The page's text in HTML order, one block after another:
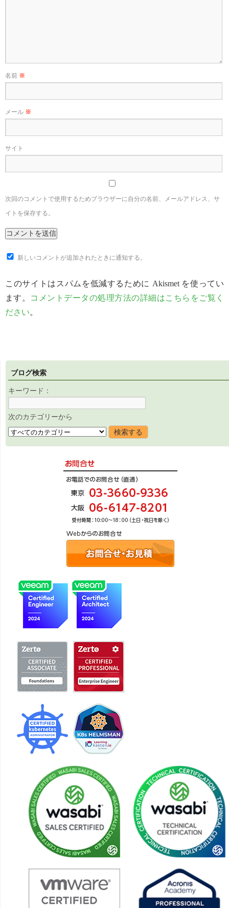
名前 ※
メール ※
サイト
次回のコメントで使用するためブラウザーに自分の名前、メールアドレス、サ
イトを保存する。
新しいコメントが追加されたときに通知する。
このサイトはスパムを低減するために Akismet を使ってい
ます。 コメントデータの処理方法の詳細はこちらをご覧く
ださい。
ブログ検索
キーワード：
次のカテゴリーから